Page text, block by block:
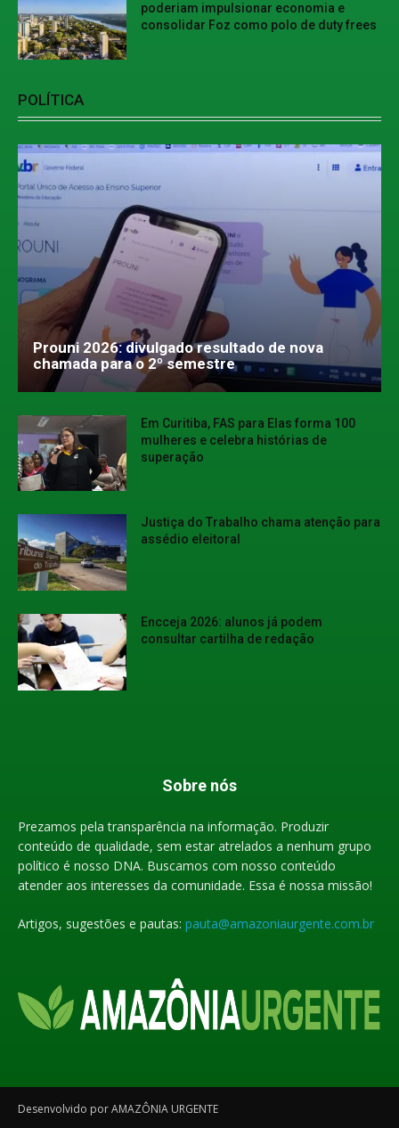
poderiam impulsionar economia e
consolidar Foz como polo de duty frees
POLÍTICA
Prouni 2026: divulgado resultado de nova
chamada para o 2º semestre
Em Curitiba, FAS para Elas forma 100
mulheres e celebra histórias de
superação
Justiça do Trabalho chama atenção para
assédio eleitoral
Encceja 2026: alunos já podem
consultar cartilha de redação
Sobre nós
Prezamos pela transparência na informação. Produzir
conteúdo de qualidade, sem estar atrelados a nenhum grupo
político é nosso DNA. Buscamos com nosso conteúdo
atender aos interesses da comunidade. Essa é nossa missão!
Artigos, sugestões e pautas: pauta@amazoniaurgente.com.br
Desenvolvido por AMAZÔNIA URGENTE